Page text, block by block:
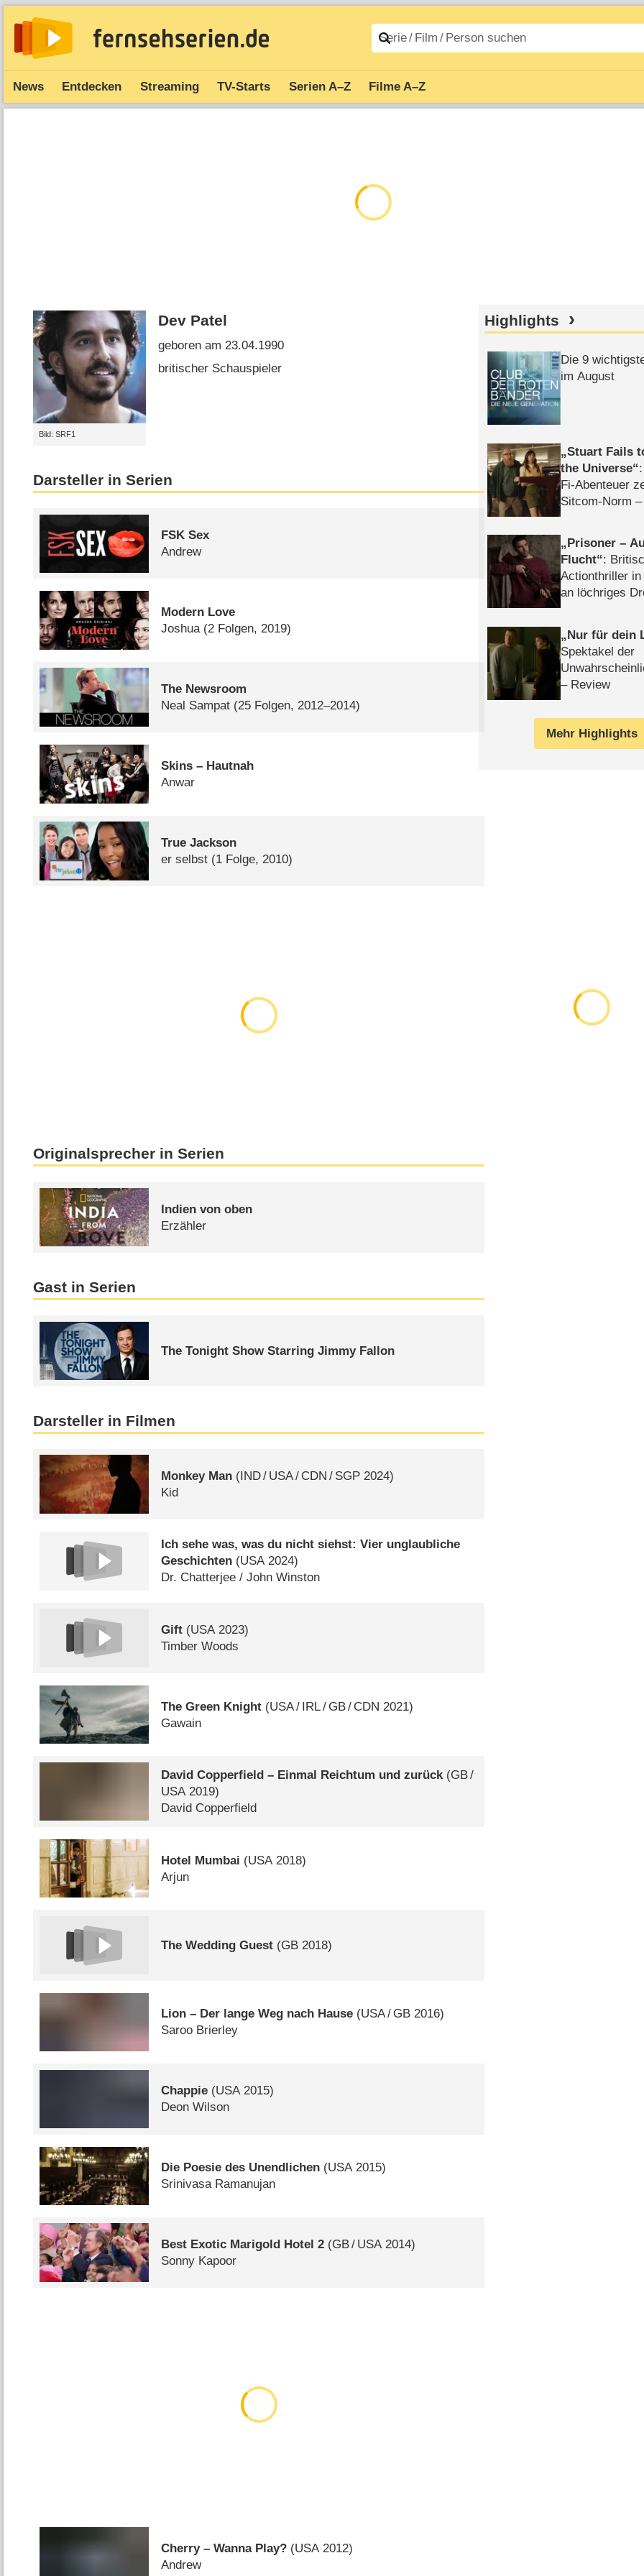
News Entdecken Streaming TV-Starts Serien A–Z Filme A–Z
Bild: SRF1
Dev Patel
geboren am 23.04.1990
britischer Schauspieler
Darsteller in Serien
FSK Sex
Andrew
Modern Love
Joshua (2 Folgen, 2019)
The Newsroom
Neal Sampat (25 Folgen, 2012–2014)
Skins – Hautnah
Anwar
True Jackson
er selbst (1 Folge, 2010)
Originalsprecher in Serien
Indien von oben
Erzähler
Gast in Serien
The Tonight Show Starring Jimmy Fallon
Darsteller in Filmen
Monkey Man (IND/ USA/ CDN / SGP 2024)
Kid
Ich sehe was, was du nicht siehst: Vier unglaubliche
Geschichten (USA2024)
Dr. Chatterjee /​ John Winston
Gift (USA 2023)
Timber Woods
The Green Knight (USA/ IRL/ GB/ CDN 2021)
Gawain
David Copperfield – Einmal Reichtum und zurück(GB/
USA2019)
David Copperfield
Hotel Mumbai (USA 2018)
Arjun
The Wedding Guest (GB 2018)
Lion – Der lange Weg nach Hause (USA/ GB 2016)
Saroo Brierley
Chappie (USA2015)
Deon Wilson
Die Poesie des Unendlichen (USA2015)
Srinivasa Ramanujan
Best Exotic Marigold Hotel 2 (GB/ USA2014)
Sonny Kapoor
Cherry – Wanna Play? (USA 2012)
Andrew
Highlights
Die 9
im August
Stuart Fails
the Universe
Fi-Abenteuer
Sitcom-Norm
Prisoner –
Flucht :
Actionthriller
an löchriges
Nur für dein
Spektakel der
– Review
Mehr Highlights